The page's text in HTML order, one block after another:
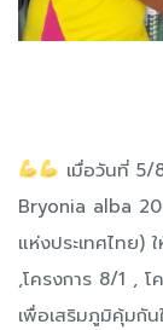
เมื่อวันที่
Bryonia alba
แห่งประเทศไทย)
,โครงการ 8/1 ,
เพื่อเสริมภูมิคุ้มกั